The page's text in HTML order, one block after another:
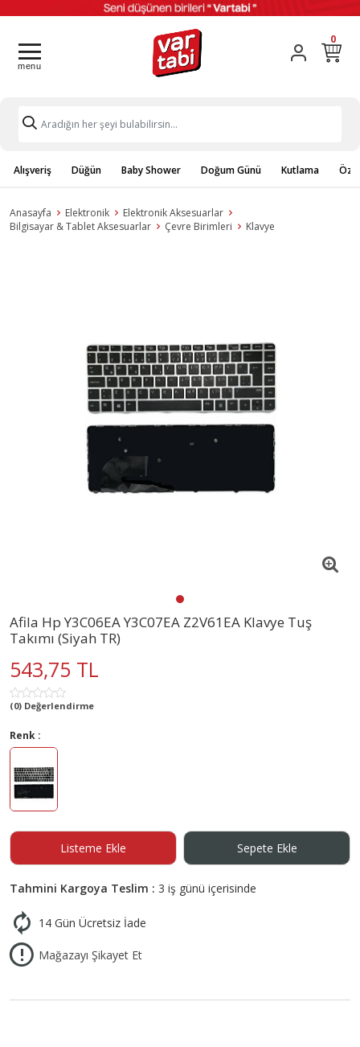
0
Alışveriş Düğün Baby Shower Doğum Günü Kutlama
Anasayfa Elektronik
Elektronik Aksesuarlar
Bilgisayar & Tablet Aksesuarlar
Çevre Birimleri Klavye
Afila Hp Y3C06EA Y3C07EA Z2V61EA Klavye Tuş
Takımı (Siyah TR)
543,75 TL
(0) Değerlendirme
Renk :
Listeme Ekle Sepete Ekle
Tahmini Kargoya Teslim : 3 iş günü içerisinde
14 Gün Ücretsiz İade
Mağazayı Şikayet Et